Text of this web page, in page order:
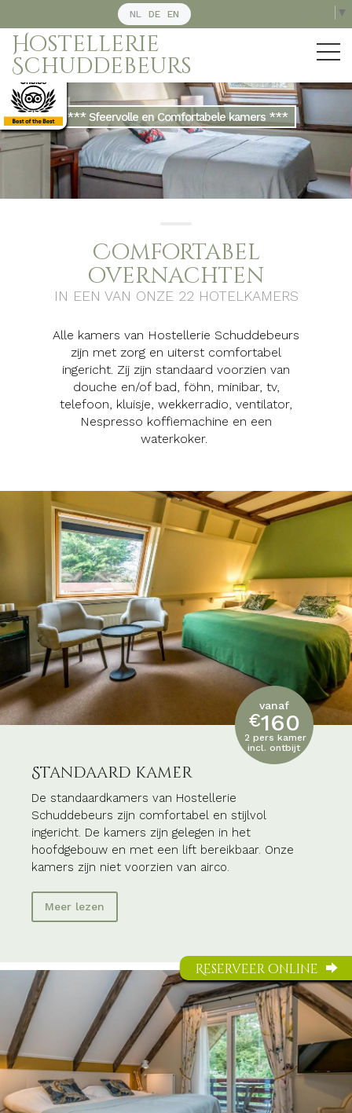
Reserveer online
▼
NL DE EN
Hostellerie
Schuddebeurs
*** Sfeervolle en Comfortabele kamers ***
Comfortabel
overnachten
IN EEN VAN ONZE 22 HOTELKAMERS
Alle kamers van Hostellerie Schuddebeurs
zijn met zorg en uiterst comfortabel
ingericht. Zij zijn standaard voorzien van
douche en/of bad, föhn, minibar, tv,
telefoon, kluisje, wekkerradio, ventilator,
Nespresso koffiemachine en een
waterkoker.
vanaf
€160
2 pers kamer
incl. ontbijt
Standaard kamer
De standaardkamers van Hostellerie
Schuddebeurs zijn comfortabel en stijlvol
ingericht. De kamers zijn gelegen in het
hoofdgebouw en met een lift bereikbaar. Onze
kamers zijn niet voorzien van airco.
Meer lezen